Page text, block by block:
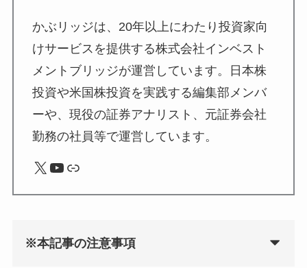
かぶリッジは、20年以上にわたり投資家向
けサービスを提供する株式会社インベスト
メントブリッジが運営しています。日本株
投資や米国株投資を実践する編集部メンバ
ーや、現役の証券アナリスト、元証券会社
勤務の社員等で運営しています。
X YouTube
リンク
※本記事の注意事項